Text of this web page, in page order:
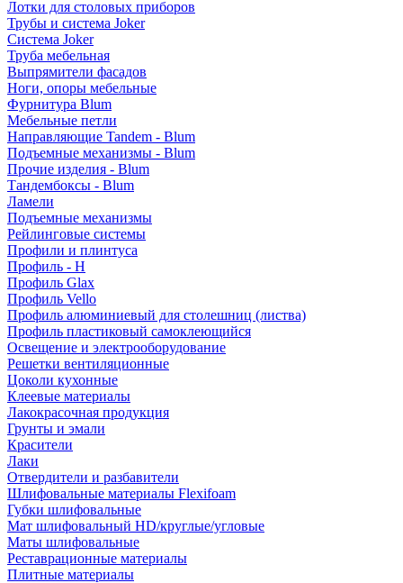
Лотки для столовых приборов
Трубы и система Joker
Система Joker
Труба мебельная
Выпрямители фасадов
Ноги, опоры мебельные
Фурнитура Blum
Мебельные петли
Направляющие Tandem - Blum
Подъемные механизмы - Blum
Прочие изделия - Blum
Тандембоксы - Blum
Ламели
Подъемные механизмы
Рейлинговые системы
Профили и плинтуса
Профиль - H
Профиль Glax
Профиль Vello
Профиль алюминиевый для столешниц (листва)
Профиль пластиковый самоклеющийся
Освещение и электрооборудование
Решетки вентиляционные
Цоколи кухонные
Клеевые материалы
Лакокрасочная продукция
Грунты и эмали
Красители
Лаки
Отвердители и разбавители
Шлифовальные материалы Flexifoam
Губки шлифовальные
Мат шлифовальный HD/круглые/угловые
Маты шлифовальные
Реставрационные материалы
Плитные материалы